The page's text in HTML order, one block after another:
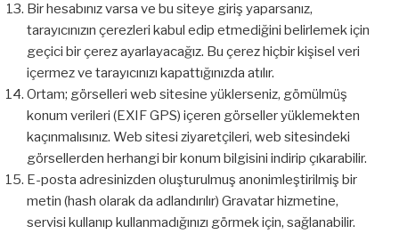
Bir hesabınız varsa ve bu siteye giriş yaparsanız,
tarayıcınızın çerezleri kabul edip etmediğini belirlemek için
geçici bir çerez ayarlayacağız. Bu çerez hiçbir kişisel veri
içermez ve tarayıcınızı kapattığınızda atılır.
Ortam; görselleri web sitesine yüklerseniz, gömülmüş
konum verileri (EXIF GPS) içeren görseller yüklemekten
kaçınmalısınız. Web sitesi ziyaretçileri, web sitesindeki
görsellerden herhangi bir konum bilgisini indirip çıkarabilir.
E-posta adresinizden oluşturulmuş anonimleştirilmiş bir
metin (hash olarak da adlandırılır) Gravatar hizmetine,
servisi kullanıp kullanmadığınızı görmek için, sağlanabilir.